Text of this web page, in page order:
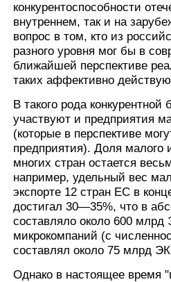
конкурентоспособности
внутреннем, так и на
вопрос в том, кто из
разного уровня мог бы в
ближайшей перспективе
таких аффективно
В такого рода конкурентной
участвуют и предприятия
(которые в перспективе
предприятия). Доля малого
многих стран остается
например, удельный вес
экспорте 12 стран ЕС в
достигал 30—35%, что в
составляло около 600
микрокомпаний (с
составлял около 75 млрд
Однако в настоящее время